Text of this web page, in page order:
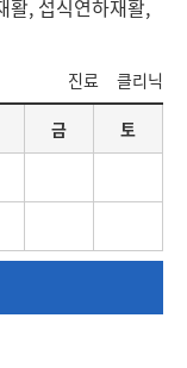
활, 섭식연하재활,
진료
클리닉
금 토